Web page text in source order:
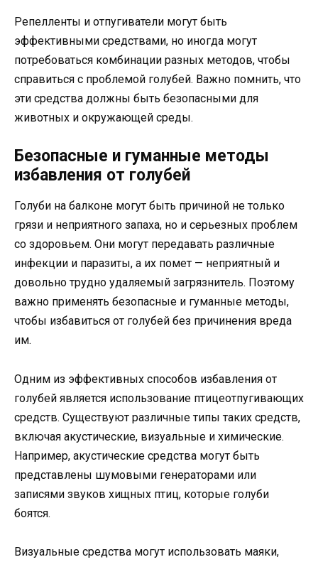
Репелленты и отпугиватели могут быть
эффективными средствами, но иногда могут
потребоваться комбинации разных методов, чтобы
справиться с проблемой голубей. Важно помнить, что
эти средства должны быть безопасными для
животных и окружающей среды.
Безопасные и гуманные методы
избавления от голубей
Голуби на балконе могут быть причиной не только
грязи и неприятного запаха, но и серьезных проблем
со здоровьем. Они могут передавать различные
инфекции и паразиты, а их помет — неприятный и
довольно трудно удаляемый загрязнитель. Поэтому
важно применять безопасные и гуманные методы,
чтобы избавиться от голубей без причинения вреда
им.
Одним из эффективных способов избавления от
голубей является использование птицеотпугивающих
средств. Существуют различные типы таких средств,
включая акустические, визуальные и химические.
Например, акустические средства могут быть
представлены шумовыми генераторами или
записями звуков хищных птиц, которые голуби
боятся.
Визуальные средства могут использовать маяки,